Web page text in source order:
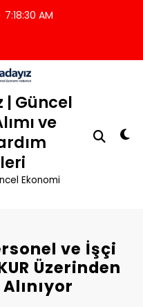
7:18:30 AM
| Güncel
ve
Ekonomi
ve İşçi
Üzerinden